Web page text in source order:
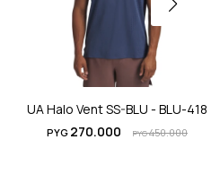
UA Halo Vent SS-BLU - BLU-418
PYG 270.000 PYG450.000